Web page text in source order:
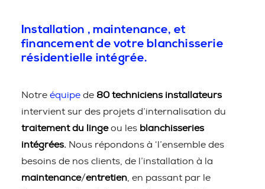
Installation , maintenance, et
financement de votre blanchisserie
résidentielle intégrée.
Notre équipe de 80 techniciens installateurs
intervient sur des projets d’internalisation du
traitement du lingeou les blanchisseries
intégrées. Nous répondons à ‘l’ensemble des
besoins de nos clients, de l’installation à la
maintenance/entretien , en passant par le